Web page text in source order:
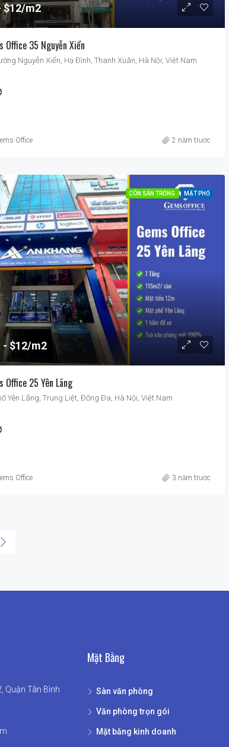
$12/m2
Office 35 Nguyễn Xiển
Nguyễn Xiển, Hạ Đình, Thanh Xuân, Hà Nội, Việt Nam
Office 2 năm trước
CÒN SÀN TRỐNG MẶT PHỐ
$12/m2
Office 25 Yên Lãng
Yên Lãng, Trung Liệt, Đống Đa, Hà Nội, Việt Nam
Office 3 năm trước
Quận Tân Bình
Mặt Bằng
Sàn văn phòng
Văn phòng trọn gói
Mặt bằng kinh doanh